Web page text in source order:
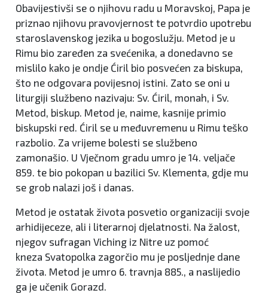
Obavijestivši se o njihovu radu u Moravskoj, Papa je
priznao njihovu pravovjernost te potvrdio upotrebu
staroslavenskog jezika u bogoslužju. Metod je u
Rimu bio zaređen za svećenika, a donedavno se
mislilo kako je ondje Ćiril bio posvećen za biskupa,
što ne odgovara povijesnoj istini. Zato se oni u
liturgiji službeno nazivaju: Sv. Ćiril, monah, i Sv.
Metod, biskup. Metod je, naime, kasnije primio
biskupski red. Ćiril se u međuvremenu u Rimu teško
razbolio. Za vrijeme bolesti se službeno
zamonašio. U Vječnom gradu umro je 14. veljače
859. te bio pokopan u bazilici Sv. Klementa, gdje mu
se grob nalazi još i danas.
Metod je ostatak života posvetio organizaciji svoje
arhidijeceze, ali i literarnoj djelatnosti. Na žalost,
njegov sufragan Viching iz Nitre uz pomoć
kneza Svatopolka zagorčio mu je posljednje dane
života. Metod je umro 6. travnja 885., a naslijedio
ga je učenik Gorazd.